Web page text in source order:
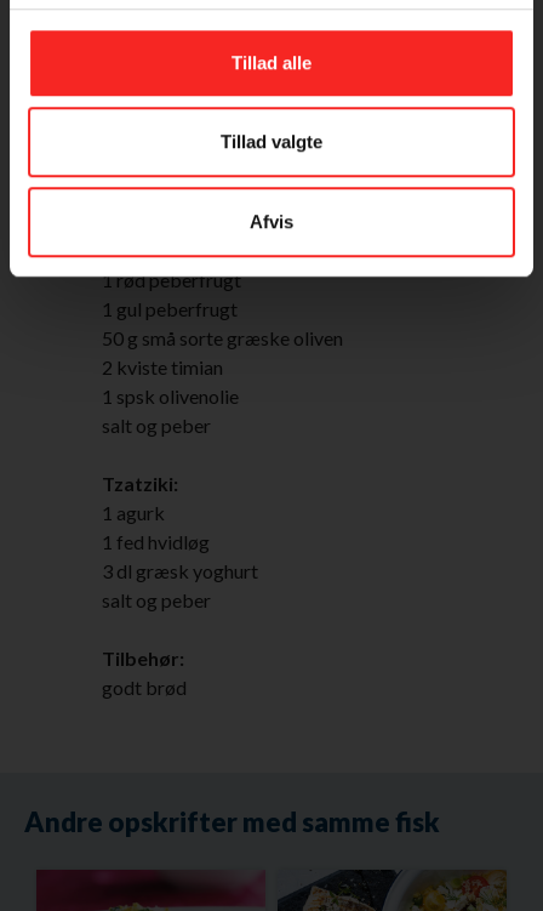
Tillad alle
Tillad valgte
Afvis
4 tomater
salt og peber
1 kg små nye kartofler
1 fed hvidløg
1 rød peberfrugt
1 gul peberfrugt
50 g små sorte græske oliven
2 kviste timian
1 spsk olivenolie
salt og peber
Tzatziki:
1 agurk
1 fed hvidløg
3 dl græsk yoghurt
salt og peber
Tilbehør:
godt brød
Andre opskrifter med samme fisk